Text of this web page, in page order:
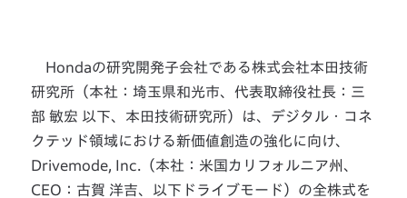
Hondaの研究開発子会社である株式会社本田技術
研究所（本社：埼玉県和光市、代表取締役社長：三
部 敏宏 以下、本田技術研究所）は、デジタル・コネ
クテッド領域における新価値創造の強化に向け、
Drivemode, Inc.（本社：米国カリフォルニア州、
CEO：古賀 洋吉、以下ドライブモード）の全株式を